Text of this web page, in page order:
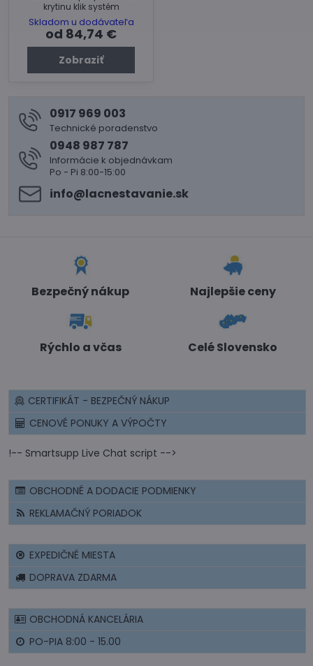
krytinu klik systém
Skladom u dodávateľa
od 84,74 €
Zobraziť
0917 969 003
Technické poradenstvo
0948 987 787
Informácie k objednávkam
Po - Pi 8:00-15:00
info​@lacnestavanie​.sk
Bezpečný nákup Najlepšie ceny
Rýchlo a včas Celé Slovensko
CERTIFIKÁT - BEZPEČNÝ NÁKUP
CENOVÉ PONUKY A VÝPOČTY
!-- Smartsupp Live Chat script -->
OBCHODNÉ A DODACIE PODMIENKY
REKLAMAČNÝ PORIADOK
EXPEDIČNÉ MIESTA
DOPRAVA ZDARMA
OBCHODNÁ KANCELÁRIA
PO-PIA 8:00 - 15.00